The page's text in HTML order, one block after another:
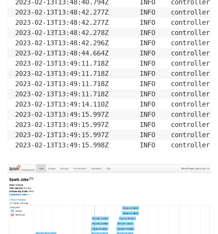
2023-02-13T13:48:40.794Z        INFO
2023-02-13T13:48:42.277Z        INFO
2023-02-13T13:48:42.277Z        INFO
2023-02-13T13:48:42.278Z        INFO
2023-02-13T13:48:42.296Z        INFO
2023-02-13T13:48:44.664Z        INFO
2023-02-13T13:49:11.718Z        INFO
2023-02-13T13:49:11.718Z        INFO
2023-02-13T13:49:11.718Z        INFO
2023-02-13T13:49:11.718Z        INFO
2023-02-13T13:49:14.110Z        INFO
2023-02-13T13:49:15.997Z        INFO
2023-02-13T13:49:15.997Z        INFO
2023-02-13T13:49:15.997Z        INFO
2023-02-13T13:49:15.998Z        INFO
2023-02-13T13:49:21.689Z        INFO
2023-02-13T13:49:21.689Z        INFO
2023-02-13T13:49:21.689Z        INFO
2023-02-13T13:49:21.689Z        INFO
2023-02-13T13:49:24.413Z        INFO